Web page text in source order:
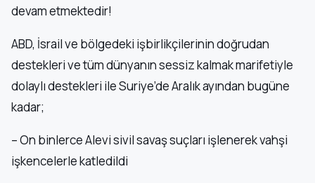
devam etmektedir!
ABD, İsrail ve bölgedeki işbirlikçilerinin doğrudan
destekleri ve tüm dünyanın sessiz kalmak marifetiyle
dolaylı destekleri ile Suriye’de Aralık ayından bugüne
kadar;
– On binlerce Alevi sivil savaş suçları işlenerek vahşi
işkencelerle katledildi